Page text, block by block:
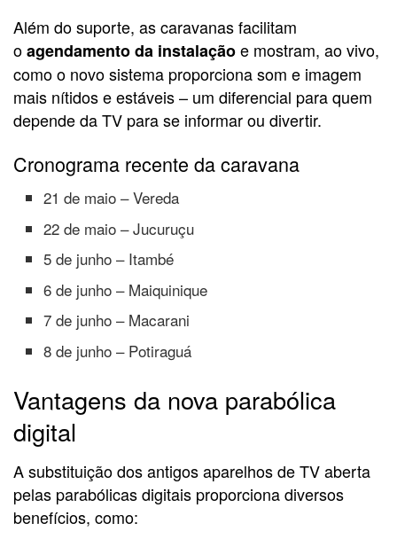
Além do suporte, as caravanas facilitam
oagendamento da instalaçãoe mostram, ao vivo,
como o novo sistema proporciona som e imagem
mais nítidos e estáveis – um diferencial para quem
depende da TV para se informar ou divertir.
Cronograma recente da caravana
21 de maio – Vereda
22 de maio – Jucuruçu
5 de junho – Itambé
6 de junho – Maiquinique
7 de junho – Macarani
8 de junho – Potiraguá
Vantagens da nova parabólica
digital
A substituição dos antigos aparelhos de TV aberta
pelas parabólicas digitais proporciona diversos
benefícios, como: